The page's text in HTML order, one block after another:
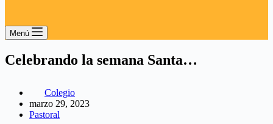
Menú
Celebrando la semana Santa…
Colegio
marzo 29, 2023
Pastoral